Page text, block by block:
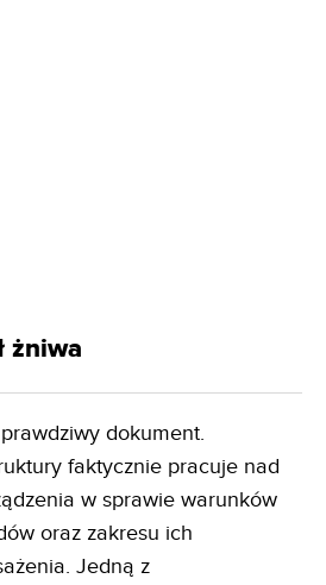
żniwa
dokument.
faktycznie pracuje nad
w sprawie warunków
oraz zakresu ich
Jedną z